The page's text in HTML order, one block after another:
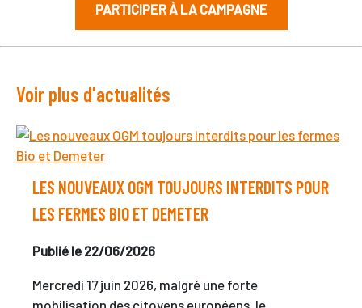
PARTICIPER À LA CAMPAGNE
Voir plus d'actualités
LES NOUVEAUX OGM TOUJOURS INTERDITS POUR
LES FERMES BIO ET DEMETER
Publié le 22/06/2026
Mercredi 17 juin 2026, malgré une forte
mobilisation des citoyens européens, le